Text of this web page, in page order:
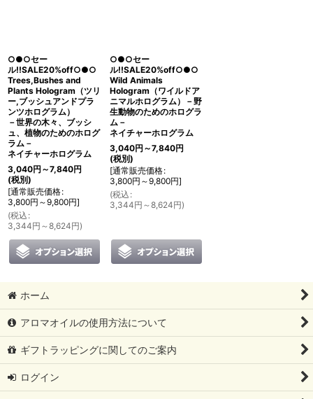
○●○セー
ル!!SALE20%off○●○
Trees,Bushes and
Plants Hologram（ツリ
ー,ブッシュアンドプラ
ンツホログラム）
－世界の木々、ブッシ
ュ、植物のためのホログ
ラム－
ネイチャーホログラム
3,040円 ～7,840円
(税別)
[通常販売価格:
3,800円 ～9,800円]
(税込 :
3,344円 ～8,624円)
○●○セー
ル!!SALE20%off○●○
Wild Animals
Hologram（ワイルドア
ニマルホログラム）－野
生動物のためのホログラ
ム－
ネイチャーホログラム
3,040円 ～7,840円
(税別)
[通常販売価格:
3,800円 ～9,800円]
(税込 :
3,344円 ～8,624円)
ホーム
アロマオイルの使用方法について
ギフトラッピングに関してのご案内
ログイン